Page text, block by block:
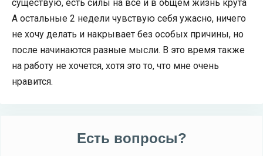
существую, есть силы на все и в общем жизнь крута
А остальные 2 недели чувствую себя ужасно, ничего
не хочу делать и накрывает без особых причины, но
после начинаются разные мысли. В это время также
на работу не хочется, хотя это то, что мне очень
нравится.
Есть вопросы?